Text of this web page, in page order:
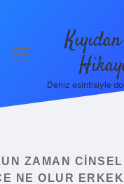
menüyü
Deniz esintisiyle
ZAMAN
NE OLUR ERKEK